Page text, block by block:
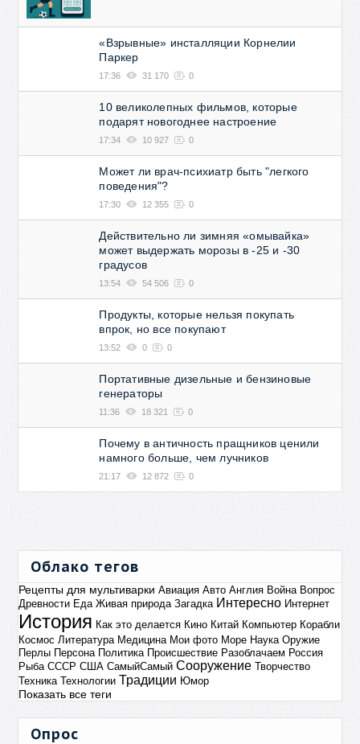
«Взрывные» инсталляции Корнелии
Паркер
17:36 31 170 0
10 великолепных фильмов, которые
подарят новогоднее настроение
17:34 10 927 0
Может ли врач-психиатр быть "легкого
поведения"?
17:30 12 355 0
Действительно ли зимняя «омывайка»
может выдержать морозы в -25 и -30
градусов
13:54 54 506 0
Продукты, которые нельзя покупать
впрок, но все покупают
13:52 0 0
Портативные дизельные и бензиновые
генераторы
11:36 18 321 0
Почему в античность пращников ценили
намного больше, чем лучников
21:17 12 872 0
Облако тегов
Рецепты для мультиварки Авиация Авто Англия Война Вопрос
Древности Еда Живая природа Загадка Интересно Интернет
История Как это делается Кино Китай Компьютер Корабли
Космос Литература Медицина Мои фото Море Наука Оружие
Перлы Персона Политика Происшествие Разоблачаем Россия
Рыба СССР США СамыйСамый Сооружение Творчество
Техника Технологии Традиции Юмор
Показать все теги
Опрос